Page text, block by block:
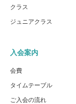
クラス
ジュニアクラス
入会案内
会費
タイムテーブル
ご入会の流れ